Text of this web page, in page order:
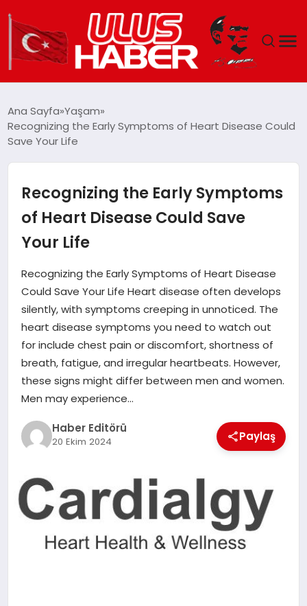
DÜNYA
TEKNOLOJI
EĞITIM
MAGAZIN
SPOR
YAŞAM
Ana Sayfa Yaşam
Recognizing the Early Symptoms of Heart Disease Could
Save Your Life
Recognizing the Early Symptoms
of Heart Disease Could Save
Your Life
Recognizing the Early Symptoms of Heart Disease
Could Save Your Life Heart disease often develops
silently, with symptoms creeping in unnoticed. The
heart disease symptoms you need to watch out
for include chest pain or discomfort, shortness of
breath, fatigue, and irregular heartbeats. However,
these signs might differ between men and women.
Men may experience…
Haber Editörü
20 Ekim 2024 Paylaş